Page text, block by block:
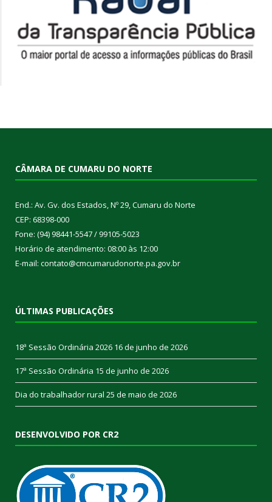
CÂMARA DE CUMARU DO NORTE
End.: Av. Gv. dos Estados, Nº 29, Cumaru do Norte
CEP: 68398-000
Fone: (94) 98441-5547 / 99105-5023
Horário de atendimento: 08:00 às 12:00
E-mail: contato@cmcumarudonorte.pa.gov.br
ÚLTIMAS PUBLICAÇÕES
18ª Sessão Ordinária 2026 16 de junho de 2026
17ª Sessão Ordinária 15 de junho de 2026
Dia do trabalhador rural 25 de maio de 2026
DESENVOLVIDO POR CR2